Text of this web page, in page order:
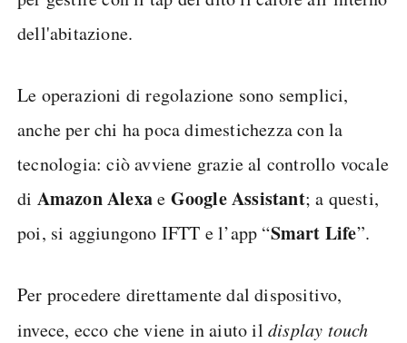
dell'abitazione.
Le operazioni di regolazione sono semplici,
anche per chi ha poca dimestichezza con la
tecnologia: ciò avviene grazie al controllo vocale
di Amazon Alexae Google Assistant; a questi,
poi, si aggiungono IFTT e l’app “Smart Life”.
Per procedere direttamente dal dispositivo,
invece, ecco che viene in aiuto il display touch